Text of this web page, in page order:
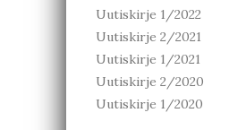
Uutiskirje 1/2022
Uutiskirje 2/2021
Uutiskirje 1/2021
Uutiskirje 2/2020
Uutiskirje 1/2020